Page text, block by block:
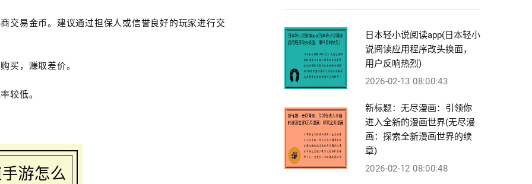
交易金币。建议通过担保人或信誉良好的玩家进行交
买，赚取差价。
较低。
日本轻小说阅读app(日本轻小
说阅读应用程序改头换面，
用户反响热烈)
2026-02-13 08:00:43
新标题：无尽漫画：引领你
进入全新的漫画世界(无尽漫
画：探索全新漫画世界的续
章)
2026-02-12 08:00:48